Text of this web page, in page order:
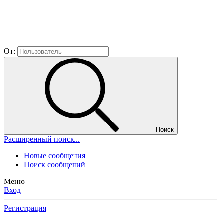
От:
Поиск
Расширенный поиск...
Новые сообщения
Поиск сообщений
Меню
Вход
Регистрация